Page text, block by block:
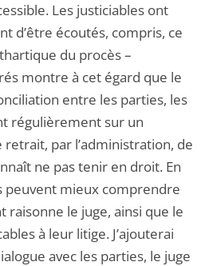
Les justiciables ont
d’être écoutés, compris, ce
du procès –
montre à cet égard que le
entre les parties, les
régulièrement sur un
par l’administration, de
ne pas tenir en droit. En
peuvent mieux comprendre
le juge, ainsi que le
à leur litige. J’ajouterai
avec les parties, le juge